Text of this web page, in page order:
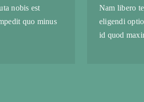
nobis est
quo minus
Nam libero
eligendi
id quod